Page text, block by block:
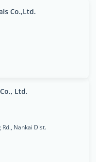
Co.,Ltd.
Ltd.
Nankai Dist.